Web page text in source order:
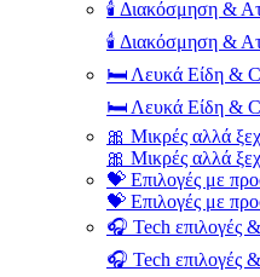
🕯️ Διακόσμηση &
🕯️ Διακόσμηση &
🛏️ Λευκά Είδη &
🛏️ Λευκά Είδη &
🎀 Μικρές αλλά
🎀 Μικρές αλλά
💝 Επιλογές με
💝 Επιλογές με
🎧 Tech επιλογές
🎧 Tech επιλογές